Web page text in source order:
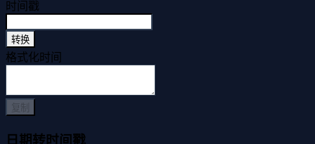
时间戳
转换
格式化时间
复制
日期转时间戳